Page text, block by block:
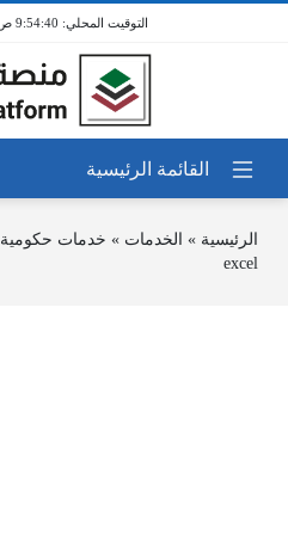
9:54:40 ص / 8 أغسطس 2026
الرئيسية » الخدمات » خدمات حكومية
excel